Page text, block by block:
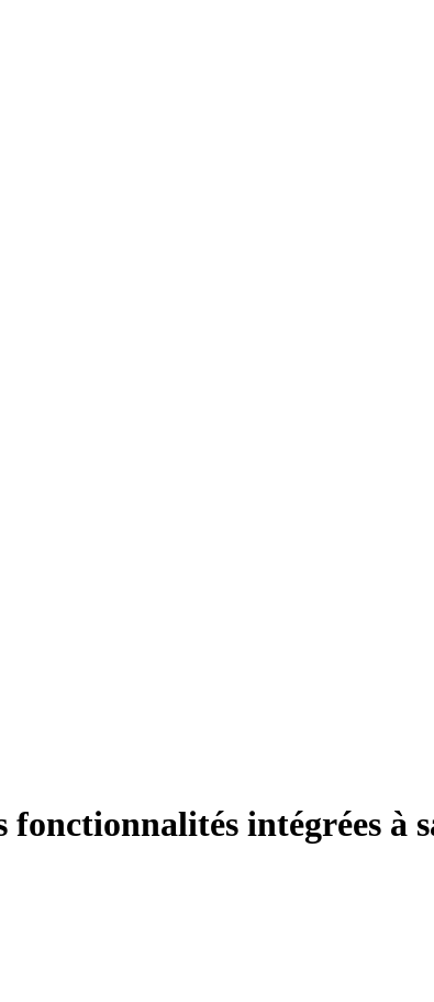
fonctionnalités intégrées à